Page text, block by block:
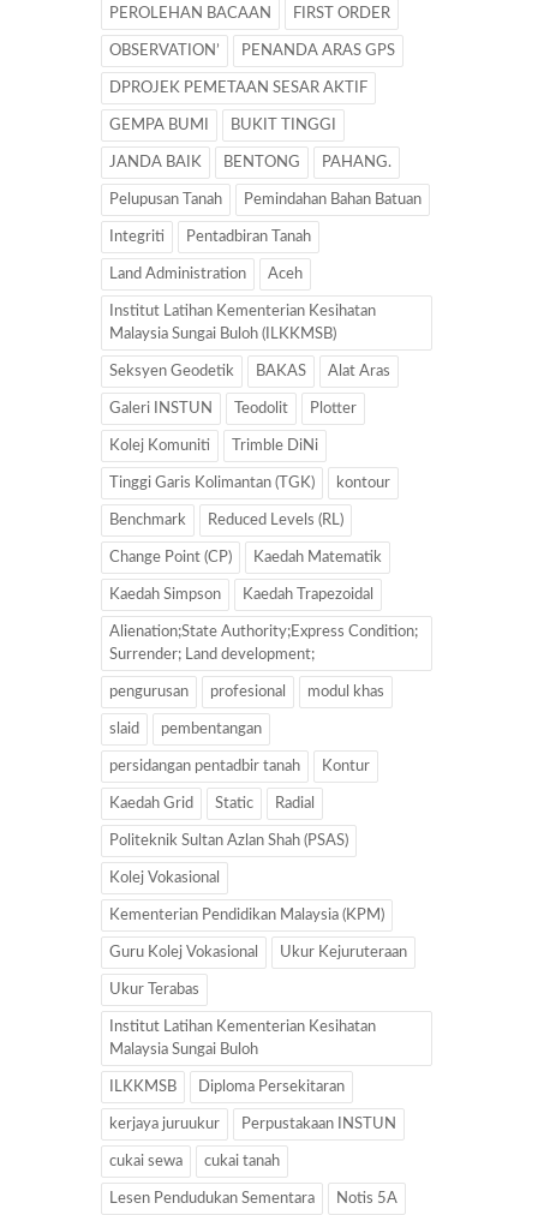
PEROLEHAN BACAAN FIRST ORDER
OBSERVATION’ PENANDA ARAS GPS
DPROJEK PEMETAAN SESAR AKTIF
GEMPA BUMI BUKIT TINGGI
JANDA BAIK BENTONG PAHANG.
Pelupusan Tanah Pemindahan Bahan Batuan
Integriti Pentadbiran Tanah
Land Administration Aceh
Institut Latihan Kementerian Kesihatan
Malaysia Sungai Buloh (ILKKMSB)
Seksyen Geodetik BAKAS Alat Aras
Galeri INSTUN Teodolit Plotter
Kolej Komuniti Trimble DiNi
Tinggi Garis Kolimantan (TGK) kontour
Benchmark Reduced Levels (RL)
Change Point (CP) Kaedah Matematik
Kaedah Simpson Kaedah Trapezoidal
Alienation;State Authority;Express Condition;
Surrender; Land development;
pengurusan profesional modul khas
slaid pembentangan
persidangan pentadbir tanah Kontur
Kaedah Grid Static Radial
Politeknik Sultan Azlan Shah (PSAS)
Kolej Vokasional
Kementerian Pendidikan Malaysia (KPM)
Guru Kolej Vokasional Ukur Kejuruteraan
Ukur Terabas
Institut Latihan Kementerian Kesihatan
Malaysia Sungai Buloh
ILKKMSB Diploma Persekitaran
kerjaya juruukur Perpustakaan INSTUN
cukai sewa cukai tanah
Lesen Pendudukan Sementara Notis 5A